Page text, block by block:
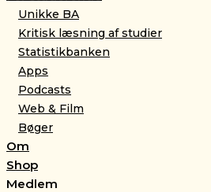
Unikke BA
Kritisk læsning af studier
Statistikbanken
Apps
Podcasts
Web & Film
Bøger
Om
Shop
Medlem